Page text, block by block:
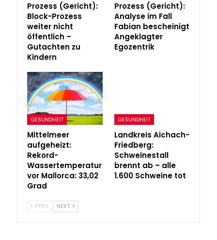
Prozess (Gericht):
Block-Prozess
weiter nicht
öffentlich –
Gutachten zu
Kindern
Prozess (Gericht):
Analyse im Fall
Fabian bescheinigt
Angeklagter
Egozentrik
GESUNDHEIT
Mittelmeer
aufgeheizt:
Rekord-
Wassertemperatur
vor Mallorca: 33,02
Grad
GESUNDHEIT
Landkreis Aichach-
Friedberg:
Schweinestall
brennt ab – alle
1.600 Schweine tot
PREV NEXT